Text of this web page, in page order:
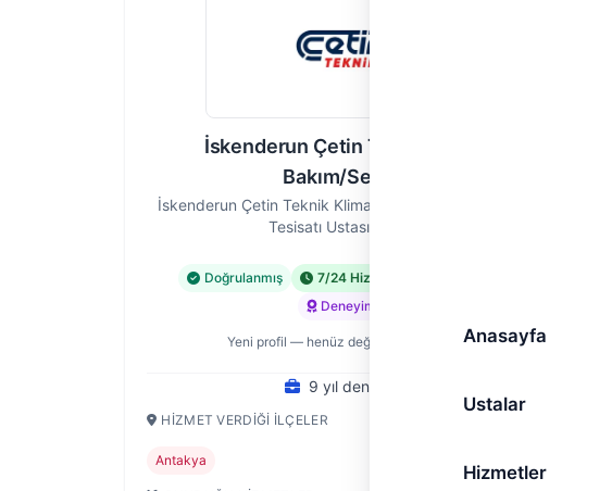
Anasayfa
Ustalar
Hizmetler
İskenderun Çetin Teknik Klima
Bakım/Servis
İskenderun Çetin Teknik Klima Bakım/Servis — Klima
Tesisatı Ustası, Hatay
Doğrulanmış 7/24 Hizmet
Deneyimli
Yeni profil — henüz değerlendirme yok
9 yıl deneyim
HIZMET VERDIĞI İLÇELER
Antakya